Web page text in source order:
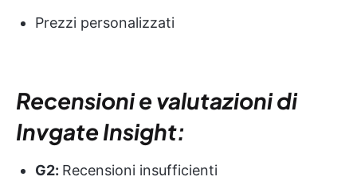
Prezzi personalizzati
Recensioni e valutazioni di
Invgate Insight:
G2: Recensioni insufficienti